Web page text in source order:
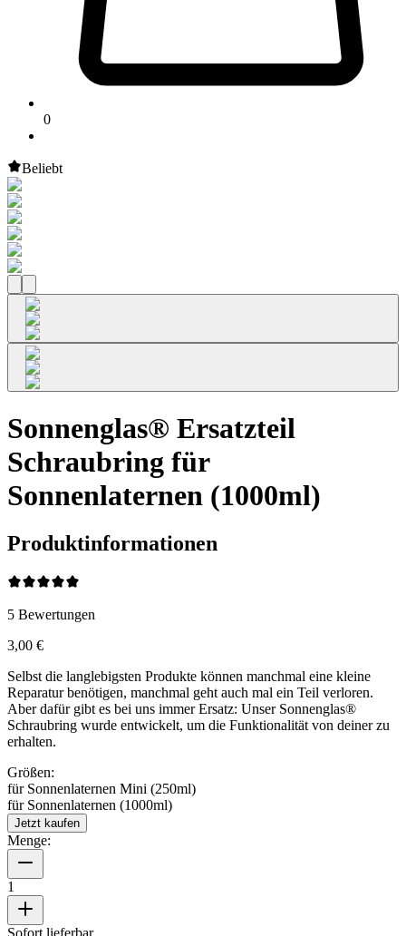
0
Beliebt
Sonnenglas® Ersatzteil
Schraubring für
Sonnenlaternen (1000ml)
Produktinformationen
5 Bewertungen
3,00 €
Selbst die langlebigsten Produkte können manchmal eine kleine
Reparatur benötigen, manchmal geht auch mal ein Teil verloren.
Aber dafür gibt es bei uns immer Ersatz: Unser Sonnenglas®
Schraubring wurde entwickelt, um die Funktionalität von deinerzu
erhalten.
Größen:
für Sonnenlaternen Mini (250ml)
für Sonnenlaternen (1000ml)
Jetzt kaufen
Menge:
1
Sofort lieferbar